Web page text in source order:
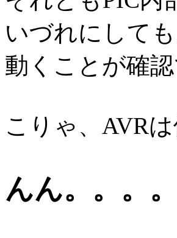
いづれにして
動くことが確
こりゃ、AVR
んん。。。。